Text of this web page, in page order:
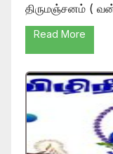
திருமஞ்சனம் (
Read More